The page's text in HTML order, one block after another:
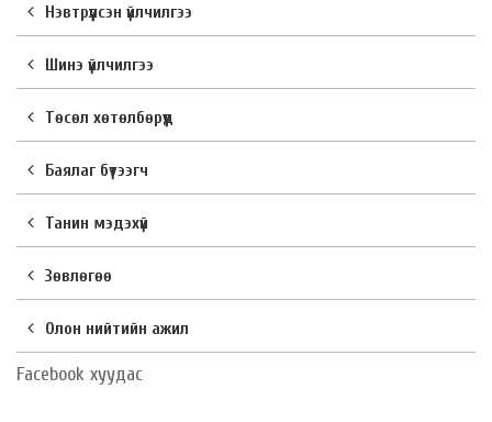
Нэвтрүүлсэн үйлчилгээ
Шинэ үйлчилгээ
Төсөл хөтөлбөрүүд
Баялаг бүтээгч
Танин мэдэхүй
Зөвлөгөө
Олон нийтийн ажил
Facebook хуудас